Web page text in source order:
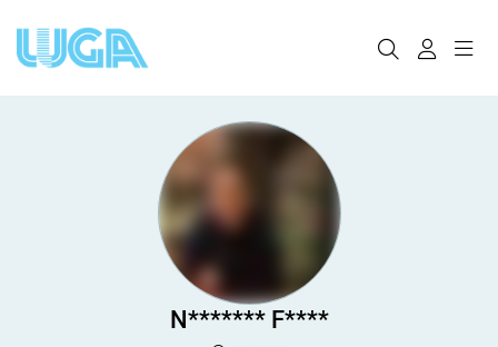
N******* F****